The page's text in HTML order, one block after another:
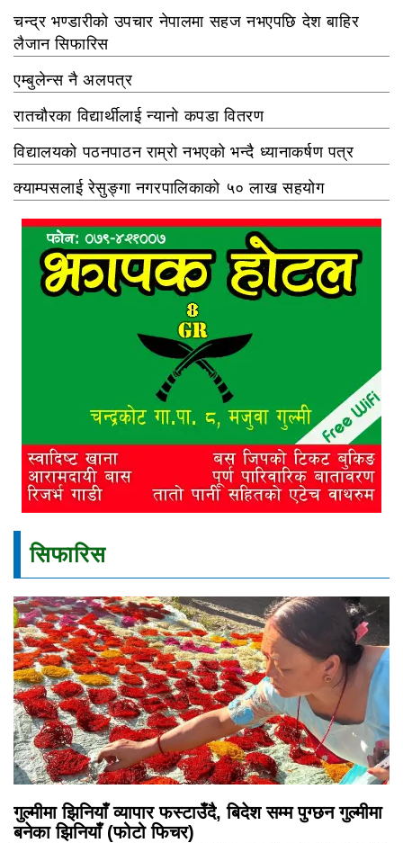
चन्द्र भण्डारीको उपचार नेपालमा सहज नभएपछि देश बाहिर
लैजान सिफारिस
एम्बुलेन्स नै अलपत्र
रातचौरका विद्यार्थीलाई न्यानो कपडा वितरण
विद्यालयको पठनपाठन राम्रो नभएको भन्दै ध्यानाकर्षण पत्र
क्याम्पसलाई रेसुङ्गा नगरपालिकाको ५० लाख सहयोग
सिफारिस
गुल्मीमा झिनियाँ व्यापार फस्टाउँदै, बिदेश सम्म पुग्छन गुल्मीमा
बनेका झिनियाँ (फोटो फिचर)